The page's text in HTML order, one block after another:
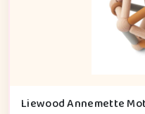
Liewood Annemette